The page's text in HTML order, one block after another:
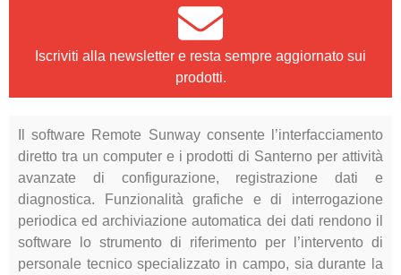
Iscriviti alla newsletter e resta sempre aggiornato sui
prodotti.
Il software Remote Sunway consente l’interfacciamento
diretto tra un computer e i prodotti di Santerno per attività
avanzate di configurazione, registrazione dati e
diagnostica. Funzionalità grafiche e di interrogazione
periodica ed archiviazione automatica dei dati rendono il
software lo strumento di riferimento per l’intervento di
personale tecnico specializzato in campo, sia durante la